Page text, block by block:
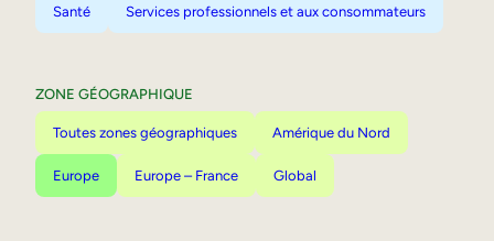
Santé Services professionnels et aux consommateurs
ZONE GÉOGRAPHIQUE
Toutes zones géographiques Amérique du Nord
Europe Europe – France Global